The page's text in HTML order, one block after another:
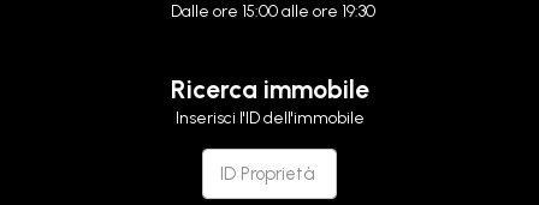
Dalle ore 15:00 alle ore 19:30
Ricerca immobile
Inserisci l'ID dell'immobile